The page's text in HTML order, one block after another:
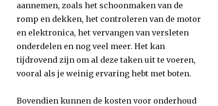
aannemen, zoals het schoonmaken van de
romp en dekken, het controleren van de motor
en elektronica, het vervangen van versleten
onderdelen en nog veel meer. Het kan
tijdrovend zijn om al deze taken uit te voeren,
vooral als je weinig ervaring hebt met boten.
Bovendien kunnen de kosten voor onderhoud